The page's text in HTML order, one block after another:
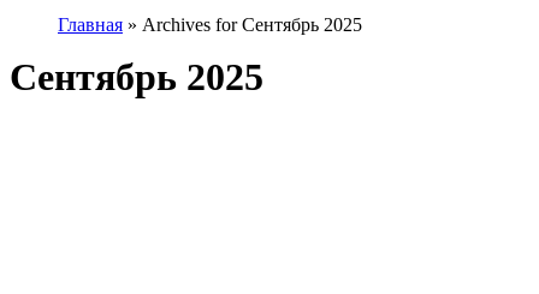
Главная » Archives for Сентябрь 2025
Сентябрь 2025